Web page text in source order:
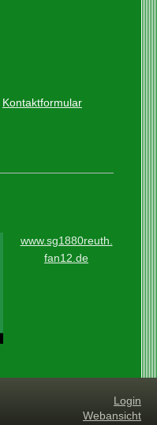
Kontaktformular
www.sg1880reuth.
fan12.de
Login
Webansicht